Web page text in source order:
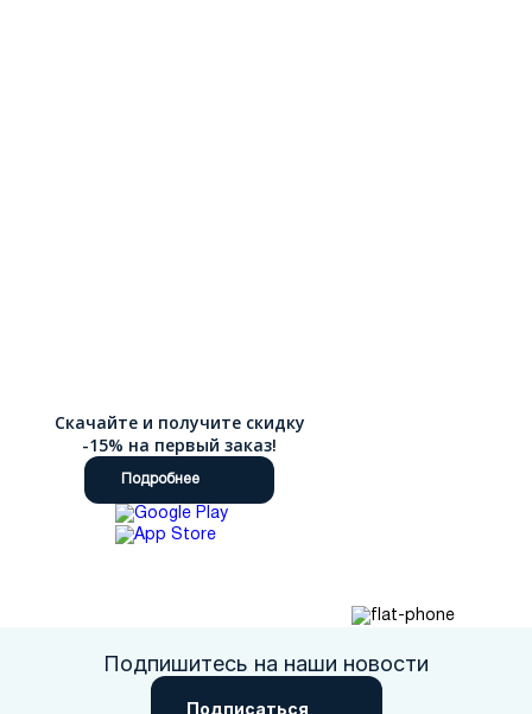
Скачайте и получите скидку
-15% на первый заказ!
Подробнее
Подпишитесь на наши новости
Подписаться